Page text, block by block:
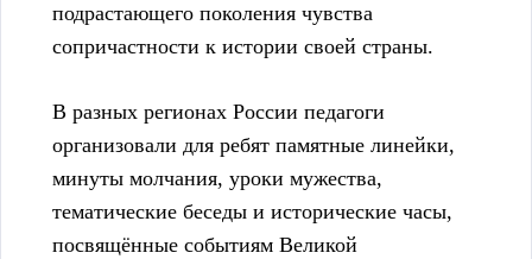
подрастающего поколения чувства
сопричастности к истории своей страны.
В разных регионах России педагоги
организовали для ребят памятные линейки,
минуты молчания, уроки мужества,
тематические беседы и исторические часы,
посвящённые событиям Великой